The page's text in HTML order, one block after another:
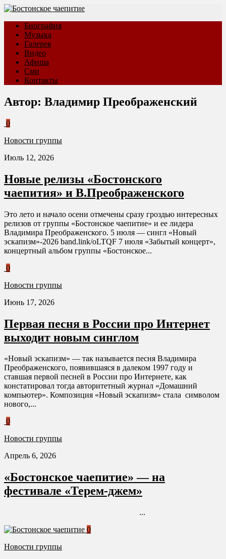
Биография
Музыка
Галерея
Видео
Афиша
Сми
Контакты
Автор: Владимир Преображенский
0
Новости группы
Июль 12, 2026
Новые релизы «Бостонского
чаепития» и В.Преображенского
Это лето и начало осени отмечены сразу гроздью интересных
релизов от группы «Бостонское чаепитие» и ее лидера
Владимира Преображенского. 5 июля — сингл «Новый
эскапизм»-2026 band.link/oLTQF 7 июля «Забытый концерт»,
концертный альбом группы «Бостонское...
0
Новости группы
Июнь 17, 2026
Первая песня в России про Интернет
выходит новым синглом
«Новый эскапизм» — так называется песня Владимира
Преображенского, появившаяся в далеком 1997 году и
ставшая первой песней в России про Интернете, как
констатировал тогда авторитетный журнал «Домашний
компьютер». Композиция «Новый эскапизм» стала символом
нового,...
0
Новости группы
Апрель 6, 2026
«Бостонское чаепитие» — на
фестивале «Терем-джем»
...
0
Новости группы